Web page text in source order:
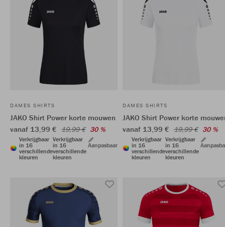
DAMES SHIRTS
JAKO Shirt Power korte mouwen
vanaf 13,99 € 19,99 € 30 %
Verkrijgbaar
in 16
verschillende
kleuren
Verkrijgbaar
in 16
verschillende
kleuren
Aanpasbaar
DAMES SHIRTS
JAKO Shirt Power korte
vanaf 13,99 € 19,99 € 30 %
Verkrijgbaar
in 16
verschillende
kleuren
Verkrijgbaar
in 16
verschillende
kleuren